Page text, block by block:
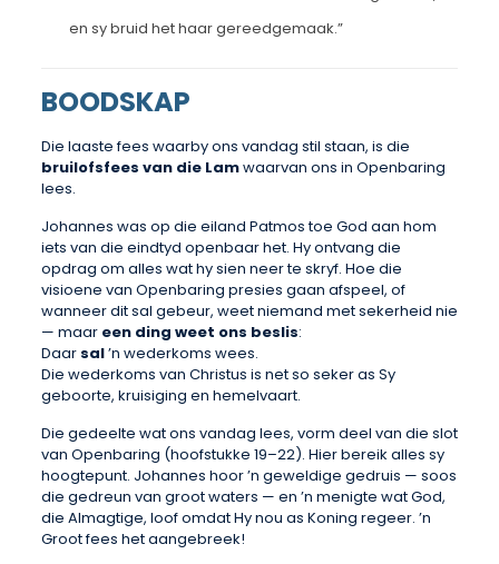
en sy bruid het haar gereedgemaak.”
BOODSKAP
Die laaste fees waarby ons vandag stil staan, is die
bruilofsfees van die Lamwaarvan ons in Openbaring
lees.
Johannes was op die eiland Patmos toe God aan hom
iets van die eindtyd openbaar het. Hy ontvang die
opdrag om alles wat hy sien neer te skryf. Hoe die
visioene van Openbaring presies gaan afspeel, of
wanneer dit sal gebeur, weet niemand met sekerheid nie
— maar een ding weet ons beslis:
Daar sal’n wederkoms wees.
Die wederkoms van Christus is net so seker as Sy
geboorte, kruisiging en hemelvaart.
Die gedeelte wat ons vandag lees, vorm deel van die slot
van Openbaring (hoofstukke 19–22). Hier bereik alles sy
hoogtepunt. Johannes hoor ’n geweldige gedruis — soos
die gedreun van groot waters — en ’n menigte wat God,
die Almagtige, loof omdat Hy nou as Koning regeer. ’n
Groot fees het aangebreek!